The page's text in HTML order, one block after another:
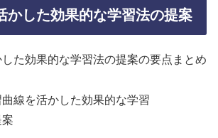
かした効果的な学習法の提案